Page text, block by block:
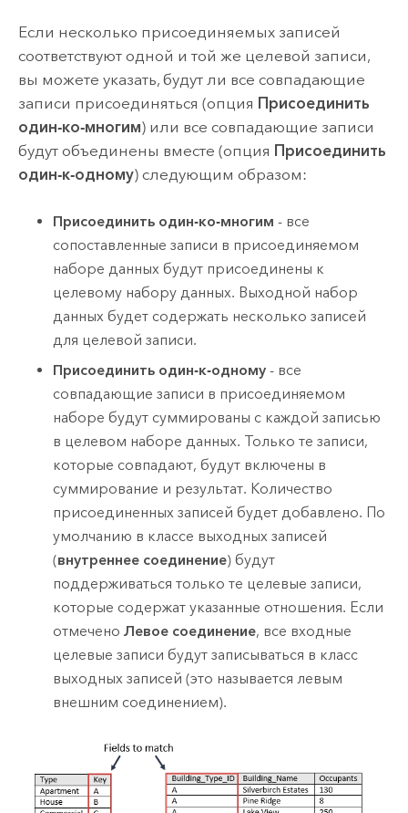
Если несколько присоединяемых записей
соответствуют одной и той же целевой записи,
вы можете указать, будут ли все совпадающие
записи присоединяться (опция Присоединить
один-ко-многим) или все совпадающие записи
будут объединены вместе (опция Присоединить
один-к-одному) следующим образом:
Присоединить один-ко-многим - все
сопоставленные записи в присоединяемом
наборе данных будут присоединены к
целевому набору данных. Выходной набор
данных будет содержать несколько записей
для целевой записи.
Присоединить один-к-одному - все
совпадающие записи в присоединяемом
наборе будут суммированы с каждой записью
в целевом наборе данных. Только те записи,
которые совпадают, будут включены в
суммирование и результат. Количество
присоединенных записей будет добавлено. По
умолчанию в классе выходных записей
(внутреннее соединение) будут
поддерживаться только те целевые записи,
которые содержат указанные отношения. Если
отмеченоЛевое соединение, все входные
целевые записи будут записываться в класс
выходных записей (это называется левым
внешним соединением).